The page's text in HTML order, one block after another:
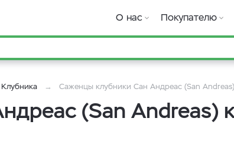
О нас Покупателю
Клубника Саженцы клубники Сан Андреас (San
(San Andreas)